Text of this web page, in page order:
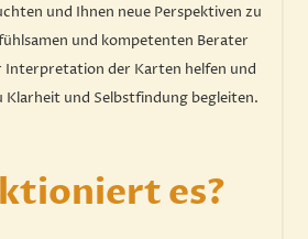
und Ihnen neue Perspektiven zu
und kompetenten Berater
Interpretation der Karten helfen und
Klarheit und Selbstfindung begleiten.
es?